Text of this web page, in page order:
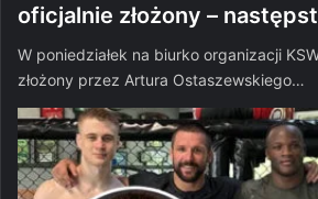
oficjalnie złożony –
W poniedziałek na biurko organizacji
złożony przez Artura Ostaszewskiego…